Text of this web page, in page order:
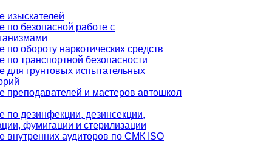
изыскателей
по безопасной работе с
по обороту наркотических средств
по транспортной безопасности
для грунтовых испытательных
преподавателей и мастеров автошкол
по дезинфекции, дезинсекции,
фумигации и стерилизации
внутренних аудиторов по СМК ISO